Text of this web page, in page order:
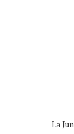
La